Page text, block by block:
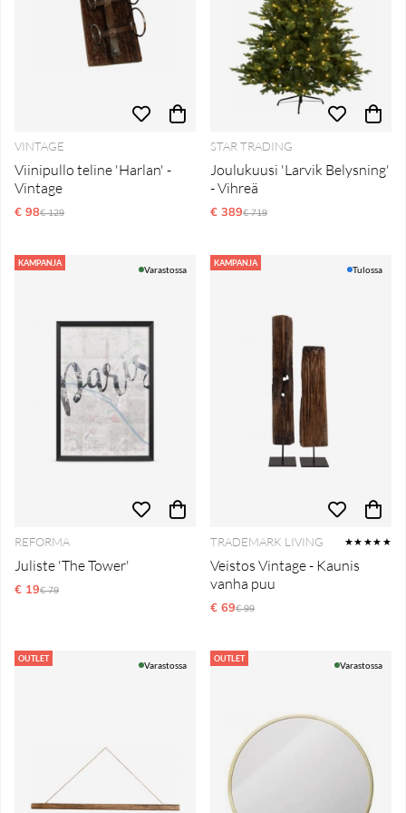
VINTAGE
Viinipullo teline 'Harlan' -
Vintage
€ 98Normaali hinta
€ 129
STAR TRADING
Joulukuusi 'Larvik Belysning'
- Vihreä
€ 389Normaali hinta
€ 719
KAMPANJA
Varastossa
REFORMA
Juliste 'The Tower'
€ 19Normaali hinta
€ 79
KAMPANJA
Tulossa
TRADEMARK LIVING ★★★★★
Veistos Vintage - Kaunis
vanha puu
€ 69Normaali hinta
€ 99
OUTLET
Varastossa
OUTLET
Varastossa